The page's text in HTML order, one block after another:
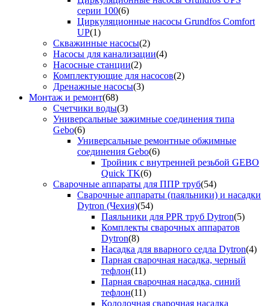
серии 100(6)
Циркуляционные насосы Grundfos Comfort
UP(1)
Скважинные насосы(2)
Насосы для канализации(4)
Насосные станции(2)
Комплектующие для насосов(2)
Дренажные насосы(3)
Монтаж и ремонт(68)
Счетчики воды(3)
Универсальные зажимные соединения типа
Gebo(6)
Универсальные ремонтные обжимные
соединения Gebo(6)
Тройник с внутренней резьбой GEBO
Quick TK(6)
Сварочные аппараты для ППР труб(54)
Сварочные аппараты (паяльники) и насадки
Dytron (Чехия)(54)
Паяльники для PPR труб Dytron(5)
Комплекты сварочных аппаратов
Dytron(8)
Насадка для вварного седла Dytron(4)
Парная сварочная насадка, черный
тефлон(11)
Парная сварочная насадка, синий
тефлон(11)
Колодочная сварочная насадка